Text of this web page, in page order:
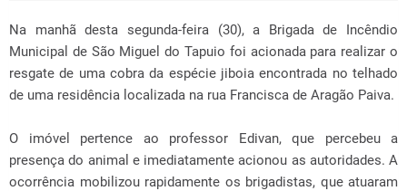
Na manhã desta segunda-feira (30), a Brigada de Incêndio
Municipal de São Miguel do Tapuio foi acionada para realizar o
resgate de uma cobra da espécie jiboia encontrada no telhado
de uma residência localizada na rua Francisca de Aragão Paiva.
O imóvel pertence ao professor Edivan, que percebeu a
presença do animal e imediatamente acionou as autoridades. A
ocorrência mobilizou rapidamente os brigadistas, que atuaram